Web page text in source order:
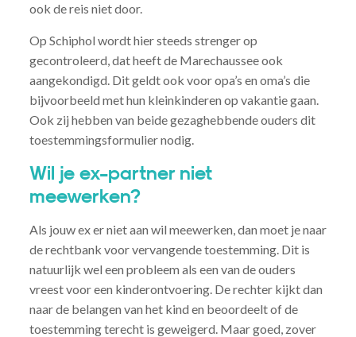
ook de reis niet door.
Op Schiphol wordt hier steeds strenger op
gecontroleerd, dat heeft de Marechaussee ook
aangekondigd. Dit geldt ook voor opa’s en oma’s die
bijvoorbeeld met hun kleinkinderen op vakantie gaan.
Ook zij hebben van beide gezaghebbende ouders dit
toestemmingsformulier nodig.
Wil je ex-partner niet
meewerken?
Als jouw ex er niet aan wil meewerken, dan moet je naar
de rechtbank voor vervangende toestemming. Dit is
natuurlijk wel een probleem als een van de ouders
vreest voor een kinderontvoering. De rechter kijkt dan
naar de belangen van het kind en beoordeelt of de
toestemming terecht is geweigerd. Maar goed, zover